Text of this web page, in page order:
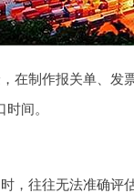
在制作报关单、发
间。
，往往无法准确评